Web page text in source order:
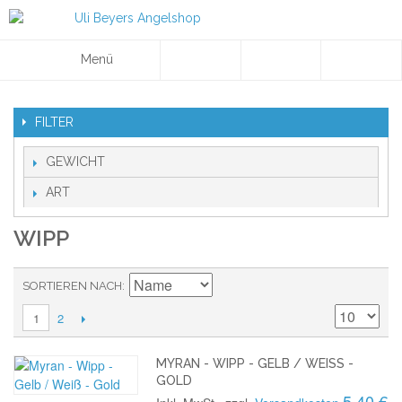
Menü
FILTER
GEWICHT
ART
WIPP
SORTIEREN NACH
1 2
MYRAN - WIPP - GELB / WEISS - G
OLD